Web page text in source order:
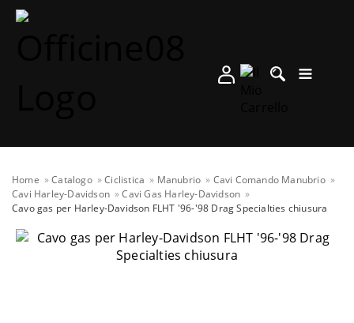
Home Catalogo Ciclistica Manubrio
Cavi Comando Manubrio
Cavi Harley-Davidson
Cavi Gas Harley-Davidson
Cavo gas per Harley-Davidson FLHT '96-'98 Drag Specialties chiusura